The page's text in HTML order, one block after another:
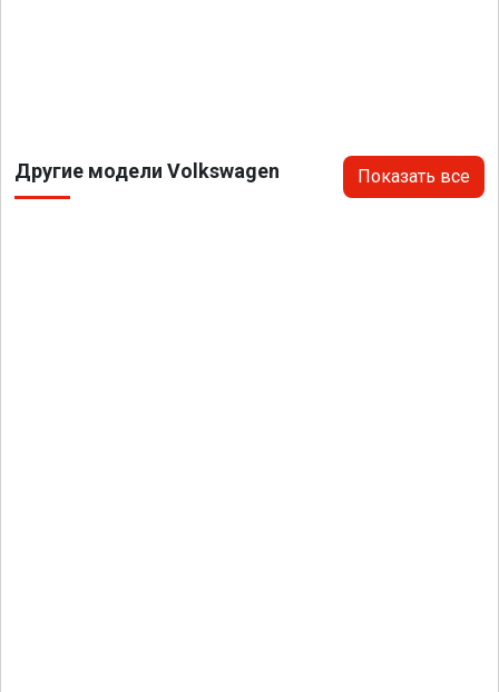
Другие модели Volkswagen Показать все